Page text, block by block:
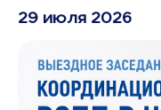
29 июля 2026